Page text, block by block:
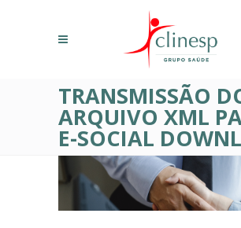
TRANSMISSÃO
ARQUIVO XML
E-SOCIAL